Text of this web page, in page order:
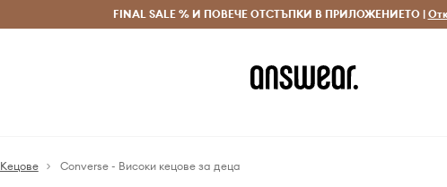
Безплатни доставка и връщане за поръчки над 70 EUR Доставка 1-5 дни
FINAL SALE % И ПОВЕЧЕ ОТСТЪПКИ В ПРИЛОЖЕНИЕТО |
Кецове Converse - Високи кецове за деца